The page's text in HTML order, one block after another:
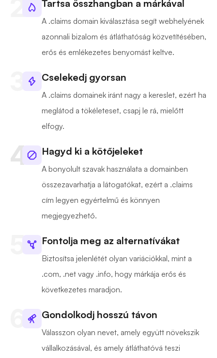
Tartsa összhangban a márkával
A .claims domain kiválasztása segít webhelyének
azonnali bizalom és átláthatóság közvetítésében,
erős és emlékezetes benyomást keltve.
Cselekedj gyorsan
A .claims domainek iránt nagy a kereslet, ezért ha
meglátod a tökéleteset, csapj le rá, mielőtt
elfogy.
Hagyd ki a kötőjeleket
A bonyolult szavak használata a domainben
összezavarhatja a látogatókat, ezért a .claims
cím legyen egyértelmű és könnyen
megjegyezhető.
Fontolja meg az alternatívákat
Biztosítsa jelenlétét olyan variációkkal, mint a
.com, .net vagy .info, hogy márkája erős és
következetes maradjon.
Gondolkodj hosszú távon
Válasszon olyan nevet, amely együtt növekszik
vállalkozásával, és amely átláthatóvá teszi